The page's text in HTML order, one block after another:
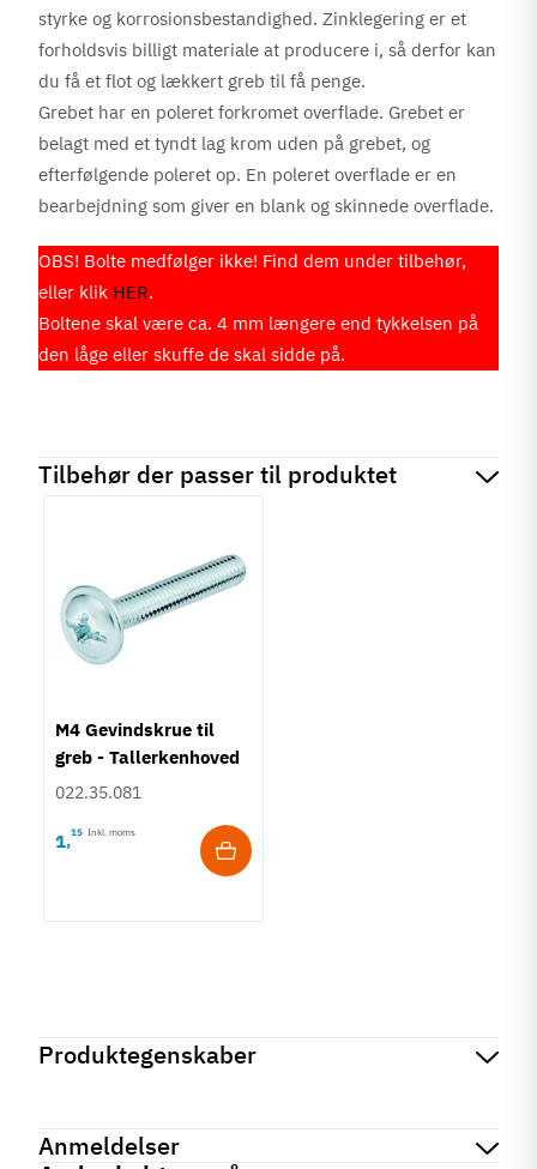
styrke og korrosionsbestandighed. Zinklegering er et
forholdsvis billigt materiale at producere i, så derfor kan
du få et flot og lækkert greb til få penge.
Grebet har en poleret forkromet overflade. Grebet er
belagt med et tyndt lag krom uden på grebet, og
efterfølgende poleret op. En poleret overflade er en
bearbejdning som giver en blank og skinnede overflade.
OBS! Bolte medfølger ikke! Find dem under tilbehør,
eller klik HER.
Boltene skal være ca. 4 mm længere end tykkelsen på
den låge eller skuffe de skal sidde på.
Tilbehør der passer til produktet
M4 Gevindskrue til
greb - Tallerkenhoved
- Krydskærv
022.35.081
1,15 Inkl. moms
Produktegenskaber
Produktinformation
Anmeldelser